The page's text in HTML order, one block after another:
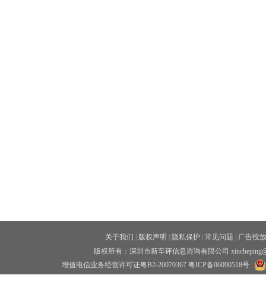
关于我们 版权声明 隐私保护 常见问题
广告投放
版权所有：深圳市新车评信息咨询有限公司
增值电信业务经营许可证粤B2-20070367 粤ICP备06090518号